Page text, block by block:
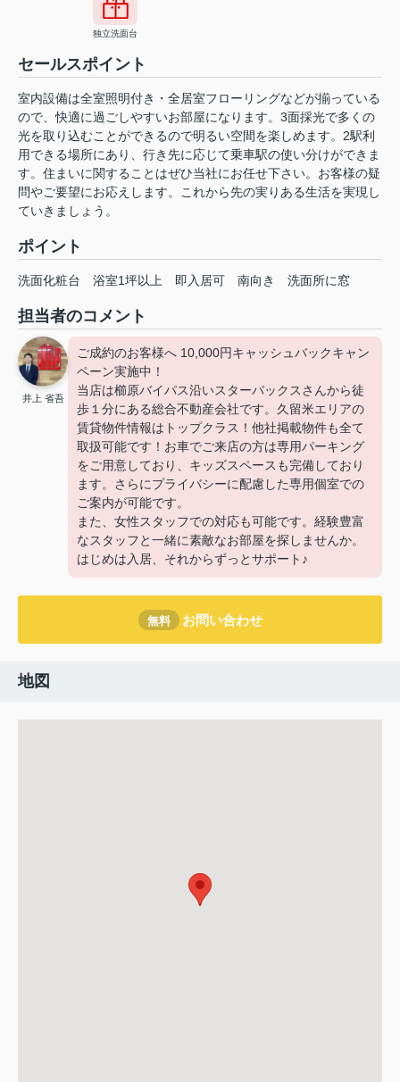
独立洗面台
セールスポイント
室内設備は全室照明付き・全居室フローリングなどが揃っている
ので、快適に過ごしやすいお部屋になります。3面採光で多くの
光を取り込むことができるので明るい空間を楽しめます。2駅利
用できる場所にあり、行き先に応じて乗車駅の使い分けができま
す。住まいに関することはぜひ当社にお任せ下さい。お客様の疑
問やご要望にお応えします。これから先の実りある生活を実現し
ていきましょう。
ポイント
洗面化粧台 浴室1坪以上 即入居可 南向き 洗面所に窓
担当者のコメント
井上 省吾
ご成約のお客様へ 10,000円キャッシュバックキャン
ペーン実施中！
当店は櫛原バイパス沿いスターバックスさんから徒
歩１分にある総合不動産会社です。久留米エリアの
賃貸物件情報はトップクラス！他社掲載物件も全て
取扱可能です！お車でご来店の方は専用パーキング
をご用意しており、キッズスペースも完備しており
ます。さらにプライバシーに配慮した専用個室での
ご案内が可能です。
また、女性スタッフでの対応も可能です。経験豊富
なスタッフと一緒に素敵なお部屋を探しませんか。
はじめは入居、それからずっとサポート♪
無料 お問い合わせ
地図